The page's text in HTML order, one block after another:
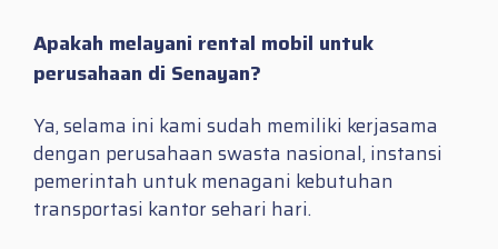
Apakah melayani rental mobil untuk
perusahaan di Senayan?
Ya, selama ini kami sudah memiliki kerjasama
dengan perusahaan swasta nasional, instansi
pemerintah untuk menagani kebutuhan
transportasi kantor sehari hari.